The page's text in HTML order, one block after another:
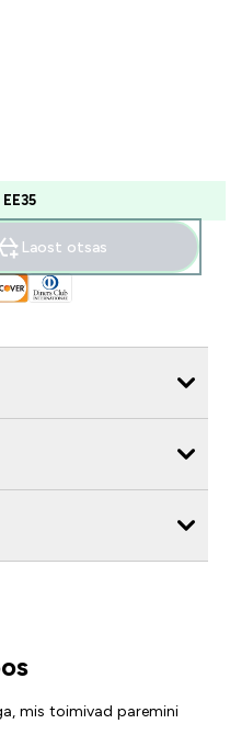
EE35
Laost otsas
mis toimivad paremini